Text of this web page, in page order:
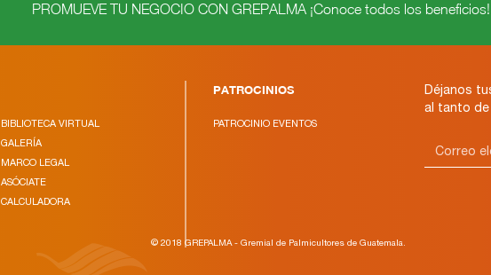
PROMUEVE TU NEGOCIO CON GREPALMA ¡Conoce todos los beneficios!
BIBLIOTECA VIRTUAL
GALERÍA
MARCO LEGAL
ASÓCIATE
CALCULADORA
PATROCINIOS
PATROCINIO EVENTOS
Déjanos
al tanto
© 2018 GREPALMA - Gremial de Palmicultores de Guatemala.